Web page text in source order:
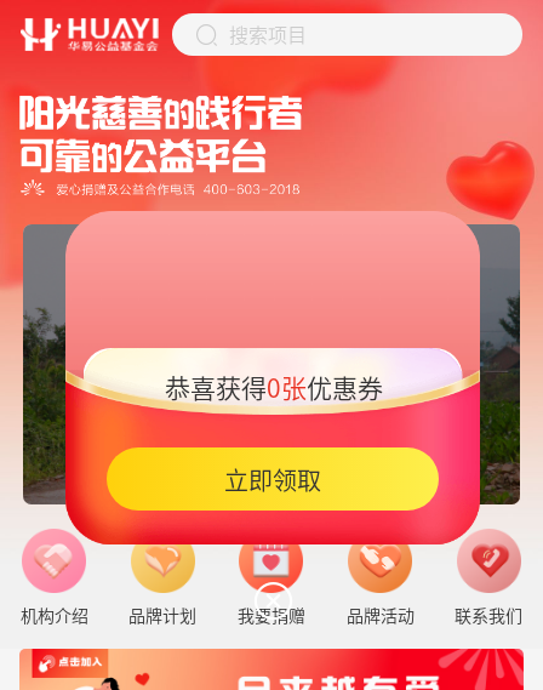
搜索项目
05:45
机构介绍 品牌计划 我要捐赠 品牌活动 联系我们
恭喜获得0张优惠券
立即领取